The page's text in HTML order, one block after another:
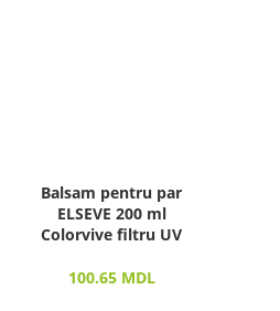
Balsam pentru par
ELSEVE 200 ml
Colorvive filtru UV
100.65 MDL